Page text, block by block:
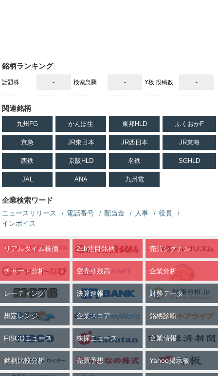
銘柄ランキング
話題株 - 検索急騰 - Y板 投稿数 -
関連銘柄
九州FG かんぽ生 東邦HLD ふくおかF
京急 JR東日本 JR西日本 JR東海
西鉄 京阪HLD 名鉄 SGHLD
JAL ANA 九州電
企業検索ワード
ニュースリリース 電話番号 配当金 人事
役員
インボイス
リアルタイム株価 2ch注目銘柄 売買シグナル
チャート分析 空売り残高 企業分析
レーティング 決算速報 財務データ
想定レンジ 企業スコア 銘柄診断
FISCOニュース 株探ニュース 企業情報
銘柄比較分析 売買予想 Yahoo掲示板